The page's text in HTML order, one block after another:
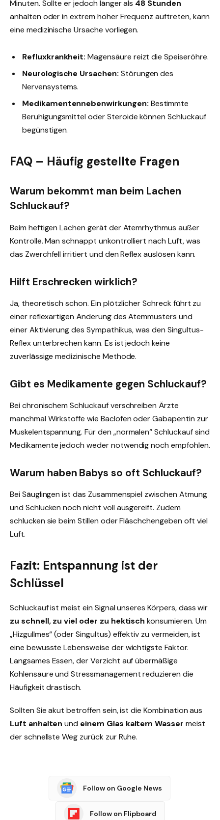
Minuten. Sollte er jedoch länger als 48 Stunden
anhalten oder in extrem hoher Frequenz auftreten, kann
eine medizinische Ursache vorliegen.
Refluxkrankheit: Magensäure reizt die Speiseröhre.
Neurologische Ursachen: Störungen des
Nervensystems.
Medikamentennebenwirkungen: Bestimmte
Beruhigungsmittel oder Steroide können Schluckauf
begünstigen.
FAQ – Häufig gestellte Fragen
Warum bekommt man beim Lachen
Schluckauf?
Beim heftigen Lachen gerät der Atemrhythmus außer
Kontrolle. Man schnappt unkontrolliert nach Luft, was
das Zwerchfell irritiert und den Reflex auslösen kann.
Hilft Erschrecken wirklich?
Ja, theoretisch schon. Ein plötzlicher Schreck führt zu
einer reflexartigen Änderung des Atemmusters und
einer Aktivierung des Sympathikus, was den Singultus-
Reflex unterbrechen kann. Es ist jedoch keine
zuverlässige medizinische Methode.
Gibt es Medikamente gegen Schluckauf?
Bei chronischem Schluckauf verschreiben Ärzte
manchmal Wirkstoffe wie Baclofen oder Gabapentin zur
Muskelentspannung. Für den „normalen“ Schluckauf sind
Medikamente jedoch weder notwendig noch empfohlen.
Warum haben Babys so oft Schluckauf?
Bei Säuglingen ist das Zusammenspiel zwischen Atmung
und Schlucken noch nicht voll ausgereift. Zudem
schlucken sie beim Stillen oder Fläschchengeben oft viel
Luft.
Fazit: Entspannung ist der
Schlüssel
Schluckauf ist meist ein Signal unseres Körpers, dass wir
zu schnell, zu viel oder zu hektisch konsumieren. Um
„Hizgullmes“ (oder Singultus) effektiv zu vermeiden, ist
eine bewusste Lebensweise der wichtigste Faktor.
Langsames Essen, der Verzicht auf übermäßige
Kohlensäure und Stressmanagement reduzieren die
Häufigkeit drastisch.
Sollten Sie akut betroffen sein, ist die Kombination aus
Luft anhalten und einem Glas kaltem Wasser meist
der schnellste Weg zurück zur Ruhe.
Follow on Google News
Follow on Flipboard